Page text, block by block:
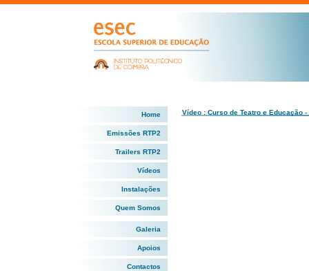
Home
Emissões RTP2
Trailers RTP2
Vídeos
Instalações
Quem Somos
Galeria
Apoios
Contactos
Vídeo : Curso de Teatro e Educação -